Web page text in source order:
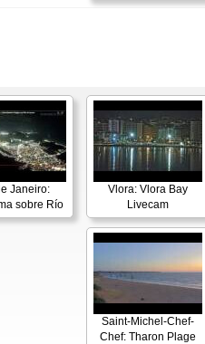
Janeiro:
sobre Río
Vlora: Vlora Bay
Livecam
Saint-Michel-Chef-
Chef: Tharon Plage